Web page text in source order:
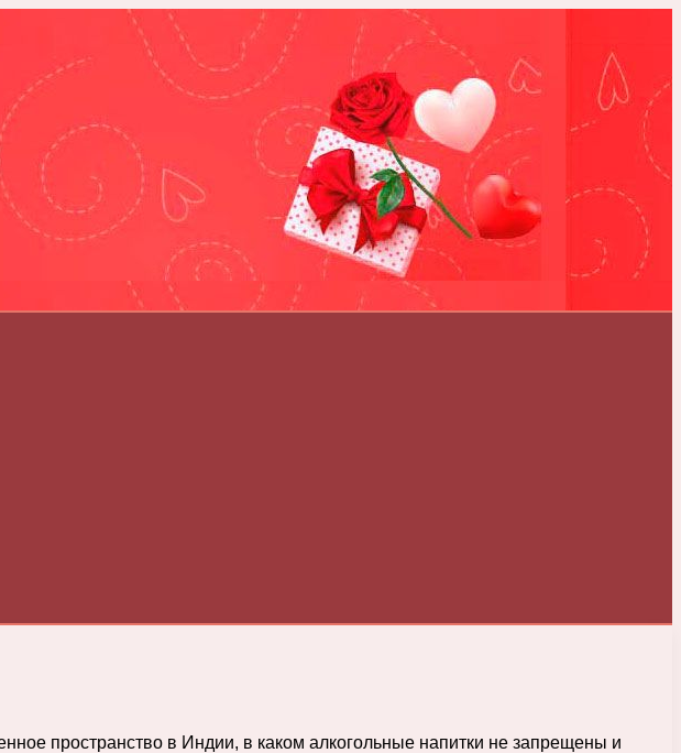
пространство в Индии, в каком алкогольные напитки не запрещены и